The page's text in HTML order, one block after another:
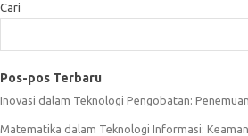
Cari
Pos-pos Terbaru
Inovasi dalam Teknologi Pengobatan:
Matematika dalam Teknologi Informasi: